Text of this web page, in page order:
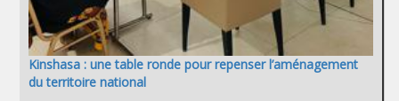
Kinshasa : une table ronde pour repenser l’aménagement
du territoire national